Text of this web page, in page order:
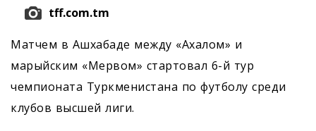
tff.com.tm
Матчем в Ашхабаде между «Ахалом» и
марыйским «Мервом» стартовал 6-й тур
чемпионата Туркменистана по футболу среди
клубов высшей лиги.